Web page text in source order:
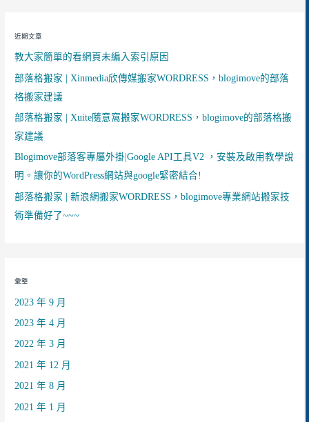
字
:
近期文章
教大家簡單的看網頁未編入索引原因
部落格搬家 | Xinmedia欣傳媒搬家WORDRESS，blogimove的部落
格搬家建議
部落格搬家 | Xuite隨意窩搬家WORDRESS，blogimove的部落格搬
家建議
Blogimove部落客專屬外掛|Google API工具V2 ，安裝及啟用教學說
明。讓你的WordPress網站與google緊密結合!
部落格搬家 | 新浪網搬家WORDRESS，blogimove專業網站搬家技
術準備好了~~~
彙整
2023 年 9 月
2023 年 4 月
2022 年 3 月
2021 年 12 月
2021 年 8 月
2021 年 1 月